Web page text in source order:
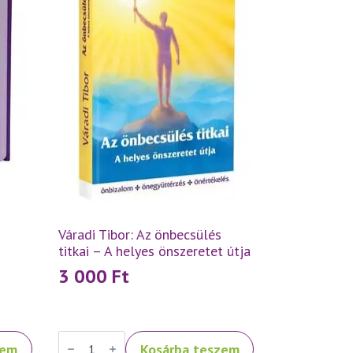
Váradi Tibor: Az önbecsülés
titkai – A helyes önszeretet útja
3 000 Ft
Váradi
Tibor:
Kosárba teszem